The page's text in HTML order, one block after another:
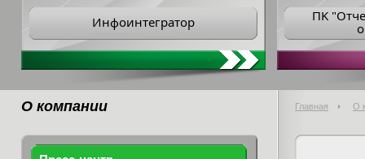
Инфоинтегратор
ПK
О компании Главная О